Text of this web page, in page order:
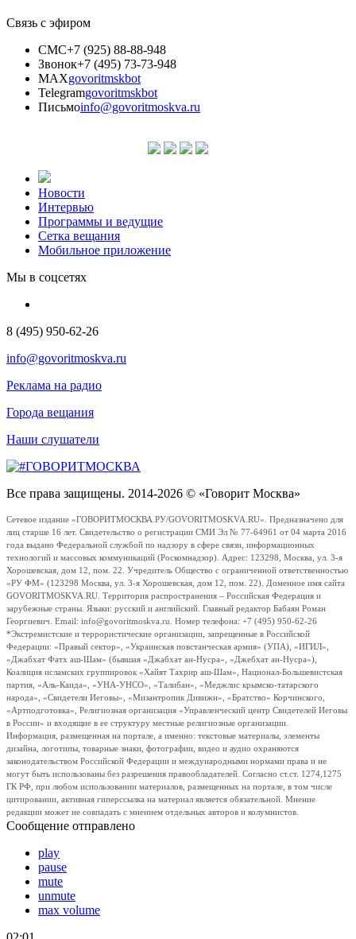
Связь с эфиром
СМС+7 (925) 88-88-948
Звонок+7 (495) 73-73-948
MAXgovoritmskbot
Telegramgovoritmskbot
Письмоinfo@govoritmoskva.ru
Новости
Интервью
Программы и ведущие
Сетка вещания
Мобильное приложение
Мы в соцсетях
8 (495) 950-62-26
info@govoritmoskva.ru
Реклама на радио
Города вещания
Наши слушатели
Все права защищены. 2014-2026 © «Говорит Москва»
Сетевое издание «ГОВОРИТМОСКВА.РУ/GOVORITMOSKVA.RU». Предназначено для
лиц старше 16 лет. Свидетельство о регистрации СМИ Эл № 77-64961 от 04 марта 2016
года выдано Федеральной службой по надзору в сфере связи, информационных
технологий и массовых коммуникаций (Роскомнадзор). Адрес: 123298, Москва, ул. 3-я
Хорошевская, дом 12, пом. 22. Учредитель Общество с ограниченной ответственностью
«РУ ФМ» (123298 Москва, ул. 3-я Хорошевская, дом 12, пом. 22). Доменное имя сайта
GOVORITMOSKVA.RU. Территория распространения – Российская Федерация и
зарубежные страны. Языки: русский и английский. Главный редактор Бабаян Роман
Георгиевич. Email: info@govoritmoskva.ru. Номер телефона: +7 (495) 950-62-26
*Экстремистские и террористические организации, запрещенные в Российской
Федерации: «Правый сектор», «Украинская повстанческая армия» (УПА), «ИГИЛ»,
«Джабхат Фатх аш-Шам» (бывшая «Джабхат ан-Нусра», «Джебхат ан-Нусра»),
Коалиция исламских группировок «Хайят Тахрир аш-Шам», Национал-Большевистская
партия, «Аль-Каида», «УНА-УНСО», «Талибан», «Меджлис крымско-татарского
народа», «Свидетели Иеговы», «Мизантропик Дивижн», «Братство» Корчинского,
«Артподготовка», Религиозная организация «Управленческий центр Свидетелей Иеговы
в России» и входящие в ее структуру местные религиозные организации.
Информация, размещенная на портале, а именно: текстовые материалы, элементы
дизайна, логотипы, товарные знаки, фотографии, видео и аудио охраняются
законодательством Российской Федерации и международными нормами права и не
могут быть использованы без разрешения правообладателей. Согласно ст.ст. 1274,1275
ГК РФ, при любом использовании материалов, размещенных на портале, в том числе
цитировании, активная гиперссылка на материал является обязательной. Мнение
редакции может не совпадать с мнением отдельных авторов и колумнистов.
Сообщение отправлено
play
pause
mute
unmute
max volume